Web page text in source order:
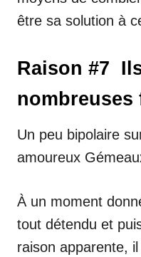
être sa solution à
Raison #7
nombreuses
Un peu bipolaire
amoureux
À un moment
tout détendu et
raison apparente,